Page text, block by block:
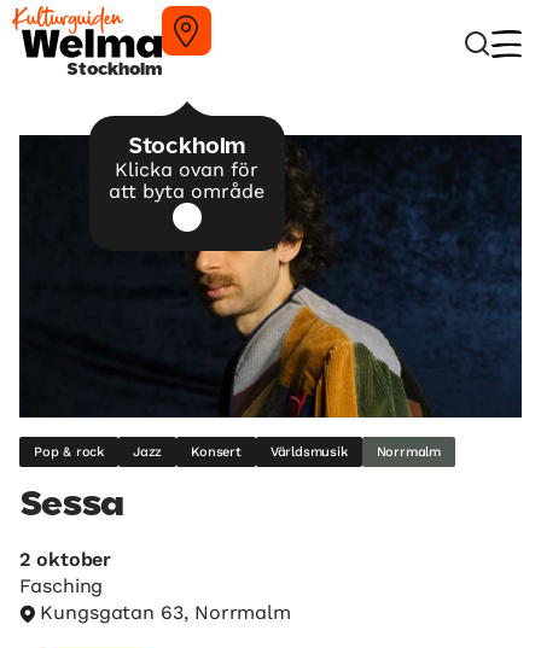
Stockholm
Stockholm
Klicka ovan för
att byta område
Pop & rock Jazz Konsert Världsmusik Norrmalm
Sessa
2 oktober
Fasching
Kungsgatan 63, Norrmalm